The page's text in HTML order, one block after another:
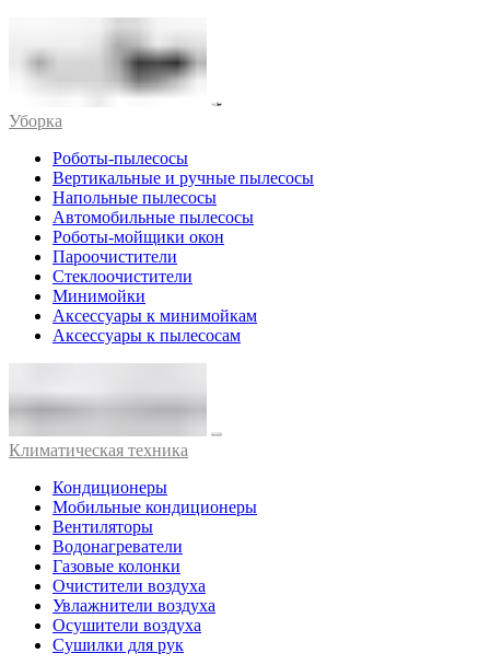
Уборка
Роботы-пылесосы
Вертикальные и ручные пылесосы
Напольные пылесосы
Автомобильные пылесосы
Роботы-мойщики окон
Пароочистители
Стеклоочистители
Минимойки
Аксессуары к минимойкам
Аксессуары к пылесосам
Климатическая техника
Кондиционеры
Мобильные кондиционеры
Вентиляторы
Водонагреватели
Газовые колонки
Очистители воздуха
Увлажнители воздуха
Осушители воздуха
Сушилки для рук